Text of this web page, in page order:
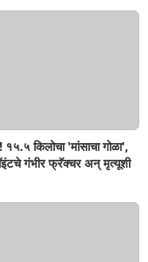
किलोचा 'मांसाचा गोळा',
गंभीर फ्रॅक्चर अन् मृत्यूशी